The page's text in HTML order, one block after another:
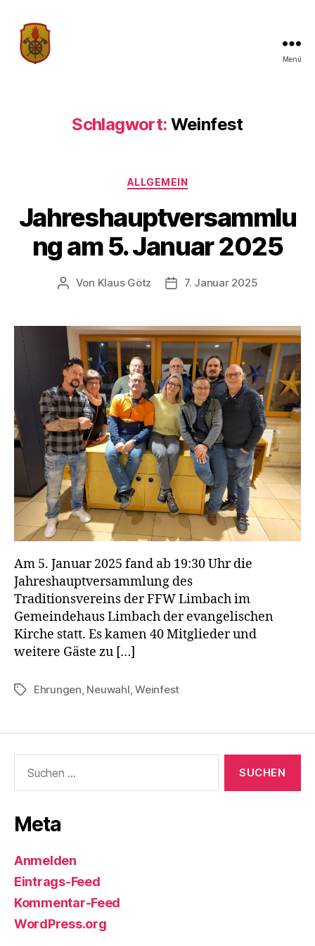
Feuerwehr
Menü
Schlagwort: Weinfest
Kategorien
ALLGEMEIN
Jahreshauptversammlu
ng am 5. Januar 2025
Beitragsautor
Von Klaus Götz Veröffentlichungsdatum
7. Januar 2025
Am 5. Januar 2025 fand ab 19:30 Uhr die
Jahreshauptversammlung des
Traditionsvereins der FFW Limbach im
Gemeindehaus Limbach der evangelischen
Kirche statt. Es kamen 40 Mitglieder und
weitere Gäste zu […]
Schlagwörter
Ehrungen Neuwahl ,Weinfest
nach:
Meta
Anmelden
Eintrags-Feed
Kommentar-Feed
WordPress.org